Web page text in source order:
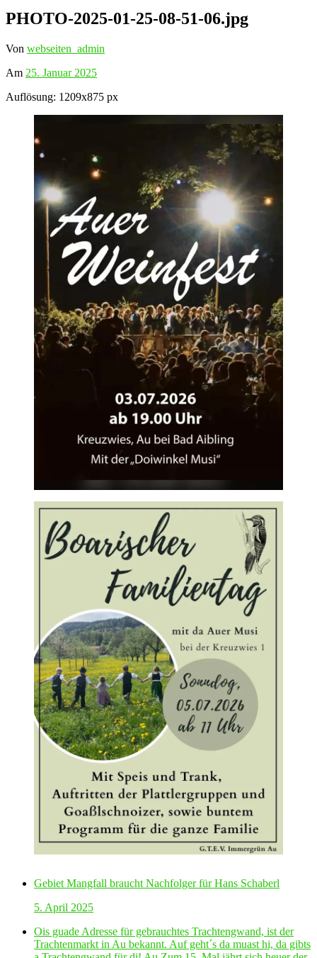
PHOTO-2025-01-25-08-51-06.jpg
Von webseiten_admin
Am 25. Januar 2025
Auflösung: 1209x875 px
Gebiet Mangfall braucht Nachfolger für Hans Schaberl
5. April 2025
Ois guade Adresse für gebrauchtes Trachtengwand, ist der
Trachtenmarkt in Au bekannt. Auf geht´s da muast hi, da gibts